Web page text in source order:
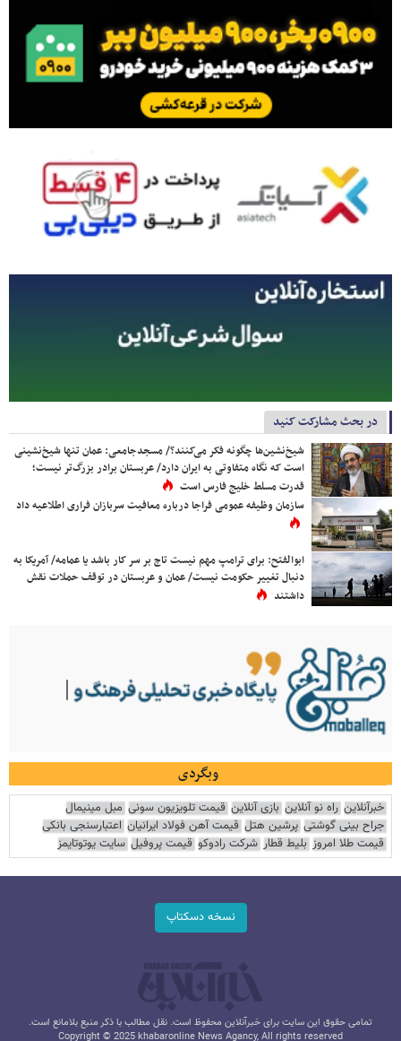
در بحث مشارکت کنید
شیخ‌نشین‌ها چگونه فکر می‌کنند؟/ مسجدجامعی: عمان تنها شیخ‌نشینی
است که نگاه متفاوتی به ایران دارد/ عربستان برادر بزرگ‌تر نیست؛
قدرت مسلط خلیج فارس است
سازمان وظیفه عمومی فراجا درباره معافیت سربازان فراری اطلاعیه داد
ابوالفتح: برای ترامپ مهم نیست تاج بر سر کار باشد یا عمامه/ آمریکا به
دنبال تغییر حکومت نیست/ عمان و عربستان در توقف حملات نقش
داشتند
وبگردی
خبرآنلاین راه نو آنلاین بازی آنلاین قیمت تلویزیون سونی مبل مینیمال
جراح بینی گوشتی پرشین هتل قیمت آهن فولاد ایرانیان اعتبارسنجی بانکی
قیمت طلا امروز بلیط قطار شرکت رادوکو قیمت پروفیل سایت یوتوتایمز
نسخه دسکتاپ
تمامی حقوق این سایت برای خبرآنلاین محفوظ است. نقل مطالب با ذکر منبع بلامانع است.
Copyright © 2025 khabaronline News Agancy, All rights reserved